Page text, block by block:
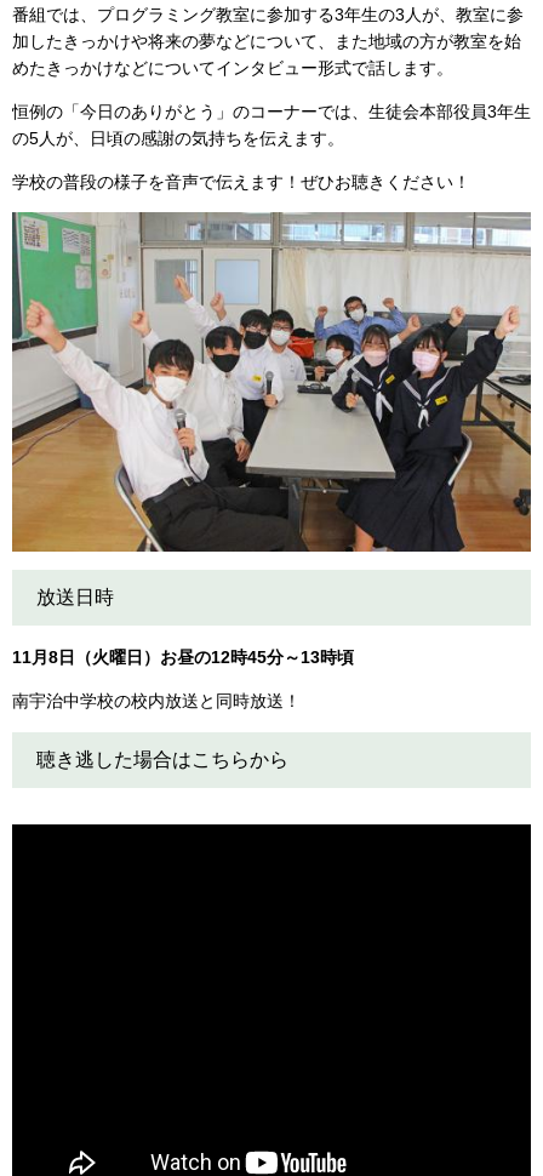
番組では、プログラミング教室に参加する3年生の3人が、教室に参
加したきっかけや将来の夢などについて、また地域の方が教室を始
めたきっかけなどについてインタビュー形式で話します。
恒例の「今日のありがとう」のコーナーでは、生徒会本部役員3年生
の5人が、日頃の感謝の気持ちを伝えます。
学校の普段の様子を音声で伝えます！ぜひお聴きください！
放送日時
11月8日（火曜日）お昼の12時45分～13時頃
南宇治中学校の校内放送と同時放送！
聴き逃した場合はこちらから